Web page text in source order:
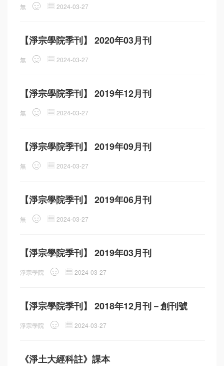
無 2024-03-27
【淨宗學院季刊】 2020年03月刊
無 2024-03-27
【淨宗學院季刊】 2019年12月刊
無 2024-03-27
【淨宗學院季刊】 2019年09月刊
無 2024-03-27
【淨宗學院季刊】 2019年06月刊
無 2024-03-27
【淨宗學院季刊】 2019年03月刊
淨宗學院 2024-03-27
【淨宗學院季刊】 2018年12月刊－創刊號
淨宗學院 2024-03-27
《淨土大經科註》課本